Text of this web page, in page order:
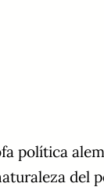
política
del